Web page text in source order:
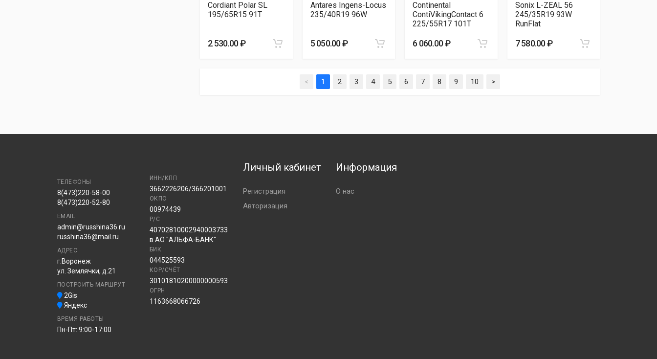
Cordiant Polar SL
195/65R15 91T
2 530.00 ₽
Antares Ingens-Locus
235/40R19 96W
5 050.00 ₽
Continental
ContiVikingContact 6
225/55R17 101T
6 060.00 ₽
Sonix L-ZEAL 56
245/35R19 93W
RunFlat
7 580.00 ₽
< 1 2 3 4 5 6 7 8 9 10 >
ТЕЛЕФОНЫ
8(473)220-58-00
8(473)220-52-80
EMAIL
admin@russhina36.ru
russhina36@mail.ru
АДРЕС
г.Воронеж
ул. Землячки, д.21
ПОСТРОИТЬ МАРШРУТ
2Gis
Яндекс
ВРЕМЯ РАБОТЫ
Пн-Пт: 9:00-17:00
ИНН/КПП
3662226206/366201001
ОКПО
00974439
Р/С
40702810002940003733
в АО "АЛЬФА-БАНК"
БИК
044525593
КОР/СЧЁТ
30101810200000000593
ОГРН
1163668066726
Личный кабинет
Регистрация
Авторизация
Информация
О нас